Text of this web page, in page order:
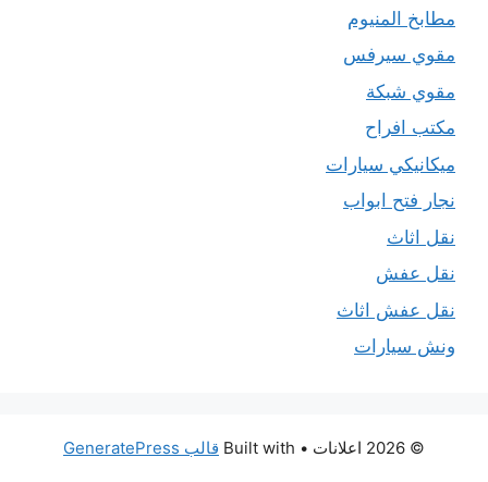
مطابخ المنيوم
مقوي سيرفس
مقوي شبكة
مكتب افراح
ميكانيكي سيارات
نجار فتح ابواب
نقل اثاث
نقل عفش
نقل عفش اثاث
ونش سيارات
© 2026 اعلانات • Built with قالب GeneratePress